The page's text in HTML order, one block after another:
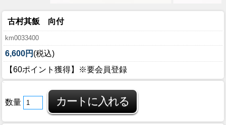
古村其飯 向付
km0033400
6,600円 (税込)
【60ポイント獲得】※要会員登録
数量